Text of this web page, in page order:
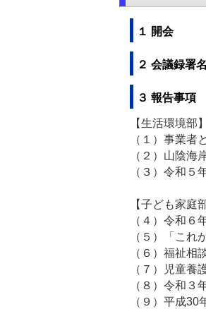
１ 開会
２ 会議録署
３ 報告事項
【生活環境部】
（１）事業者
（２）山陰海
（３）令和５
【子ども家庭
（４）令和６
（５）「これ
（６）福祉相
（７）児童養
（８）令和３
（９）平成